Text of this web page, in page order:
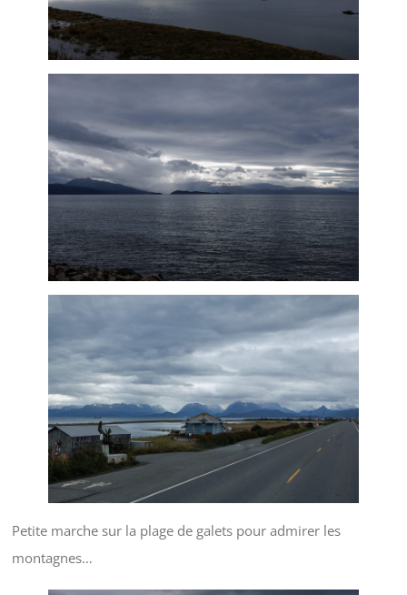
Petite marche sur la plage de galets pour admirer les
montagnes…